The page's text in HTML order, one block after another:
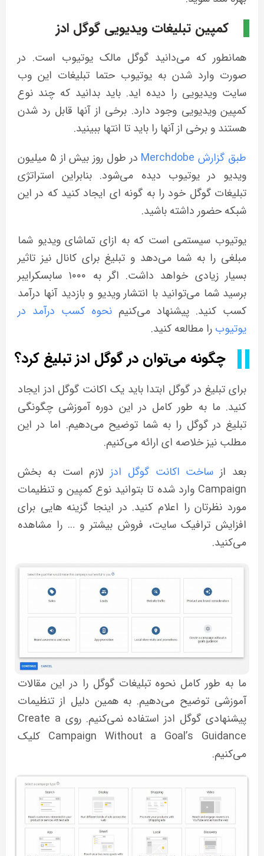
کمپین تبلیغات ویدیویی گوگل ادز
همانطور که می‌‌دانید گوگل مالک یوتیوب است. در
صورت وارد شدن به یوتیوب حتما تبلیغات این وب
سایت ویدیویی را دیده اید. باید بدانید که چند نوع
کمپین ویدیویی وجود دارد. برخی از آنها قابل رد شدن
هستند و برخی از آنها را باید تا انتها ببینید.
طبق گزارش Merchdobe
در طول روز بیش از ۵ میلیون
ویدیو در یوتیوب دیده می‌شود. بنابراین استراتژی
تبلیغات گوگل خود را به گونه ای ایجاد کنید که در این
شبکه حضور داشته باشید.
یوتیوب سیستمی است که به ازای تماشای ویدیو شما
مبلغی را به شما می‌دهد و تبلیغ برای کانال نیز تاثیر
بسیار زیادی خواهد داشت. اگر به ۱۰۰۰ سابسکرایبر
برسید شما می‌توانید با انتشار ویدیو و بازدید آنها درآمد
کسب کنید. پیشنهاد می‌کنیم نحوه کسب درآمد در
یوتیوب را مطالعه کنید.
چگونه می‌توان در گوگل ادز تبلیغ کرد؟
برای تبلیغ در گوگل ابتدا باید یک اکانت گوگل ادز ایجاد
کنید. ما به طور کامل در این دوره آموزشی چگونگی
تبلیغ در گوگل را به شما توضیح می‌دهیم. اما در این
مطلب نیز خلاصه ای ارائه می‌کنیم.
بعد از ساخت اکانت گوگل ادز لازم است به بخش
Campaign وارد شده تا بتوانید نوع کمپین و تنظیمات
مورد نظرتان را اعلام کنید. در اینجا گزینه هایی برای
افزایش ترافیک سایت، فروش بیشتر و … را مشاهده
می‌کنید.
ما به طور کامل نحوه تبلیغات گوگل را در این مقالات
آموزشی توضیح می‌دهیم. به همین دلیل از تنظیمات
پیشنهادی گوگل ادز استفاده نمی‌کنیم. روی Create a
Campaign Without a Goal’s Guidance کلیک
می‌کنیم.